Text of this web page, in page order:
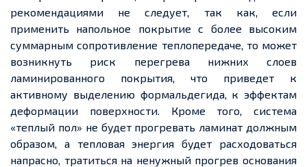
рекомендациями не следует, так как, если
применить напольное покрытие с более высоким
суммарным сопротивление теплопередаче, то может
возникнуть риск перегрева нижних слоев
ламинированного покрытия, что приведет к
активному выделению формальдегида, к эффектам
деформации поверхности. Кроме того, система
«теплый пол» не будет прогревать ламинат должным
образом, а тепловая энергия будет расходоваться
напрасно, тратиться на ненужный прогрев основания